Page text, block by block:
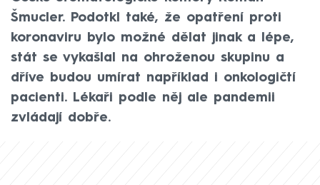
Šmucler. Podotkl také, že opatření proti
koronaviru bylo možné dělat jinak a lépe,
stát se vykašlal na ohroženou skupinu a
dříve budou umírat například i onkologičtí
pacienti. Lékaři podle něj ale pandemii
zvládají dobře.